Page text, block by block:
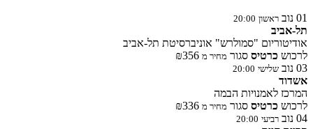
01 נוב ראשון 20:00
תל-אביב
אודיטוריום "סמולרש" אוניברסיטת תל-אביב
לרכוש כרטיס סגור מחיר מ
03 נוב שלישי 20:00
אשדוד
המרכז לאמנויות הבמה
לרכוש כרטיס סגור מחיר מ
04 נוב רביעי 20:00